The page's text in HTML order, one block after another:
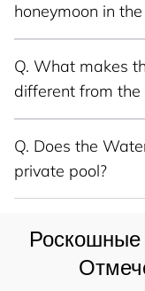
honeymoon in
Q. What makes
different from
Q. Does the
private pool?